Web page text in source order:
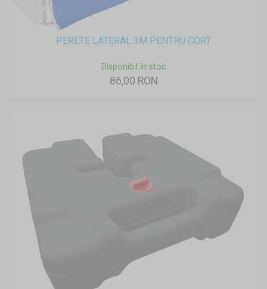
PERETE LATERAL 3M PENTRU CORT
Disponibil în stoc
86,00 RON